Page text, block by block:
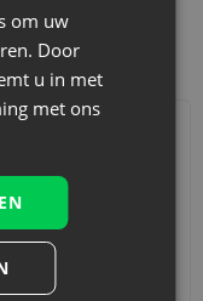
x 31 cm?
van kleine kerstsets,
kunnen
Katoenen zakjes
om uw
Door
u in met
met ons